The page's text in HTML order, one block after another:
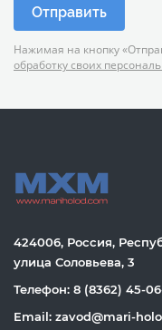
Отправить
Нажимая на кнопку
обработку своих
424006, Россия,
улица Соловьева, 3
Телефон: 8 (8362) 45-
Email: zavod@mari-